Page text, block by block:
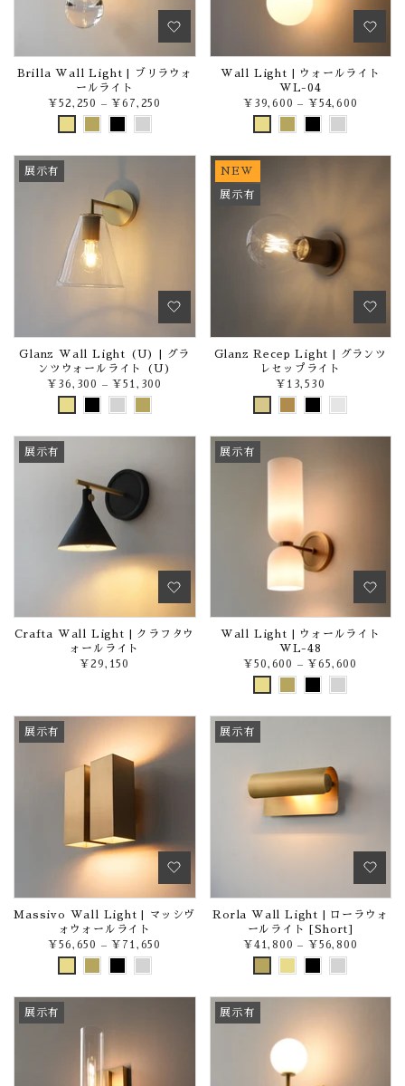
Brilla Wall Light | ブリラウォ
ールライト
¥52,250 –¥67,250
Wall Light | ウォールライト
WL-04
¥39,600– ¥54,600
展示有
Glanz Wall Light (U) | グラ
ンツウォールライト (U)
¥36,300 –¥51,300
NEW
展示有
Glanz Recep Light | グランツ
レセップライト
¥13,530
展示有
Crafta Wall Light | クラフタウ
ォールライト
¥29,150
展示有
Wall Light | ウォールライト
WL-48
¥50,600 –¥65,600
展示有
Massivo Wall Light | マッシヴ
ォウォールライト
¥56,650 –¥71,650
展示有
Rorla Wall Light | ローラウォ
ールライト [Short]
¥41,800– ¥56,800
展示有 展示有